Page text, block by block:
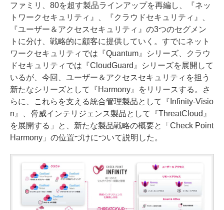
ファミリ、80を超す製品ラインアップを再編し、『ネッ
トワークセキュリティ』、『クラウドセキュリティ』、
『ユーザー＆アクセスセキュリティ』の3つのセグメン
トに分け、戦略的に顧客に提供していく。すでにネット
ワークセキュリティでは『Quantum』シリーズ、クラウ
ドセキュリティでは『CloudGuard』シリーズを展開して
いるが、今回、ユーザー＆アクセスセキュリティを担う
新たなシリーズとして『Harmony』をリリースする。さ
らに、これらを支える統合管理製品として『Infinity-Visio
n』、脅威インテリジェンス製品として『ThreatCloud』
を展開する」と、新たな製品戦略の概要と「Check Point
Harmony」の位置づけについて説明した。